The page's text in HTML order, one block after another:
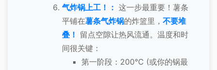
气炸锅上工！： 这一步最重要！薯条
平铺在薯条气炸锅的炸篮里， 不要堆
叠！ 留点空隙让热风流通。温度和时
间很关键：
第一阶段：200°C (或你的锅最